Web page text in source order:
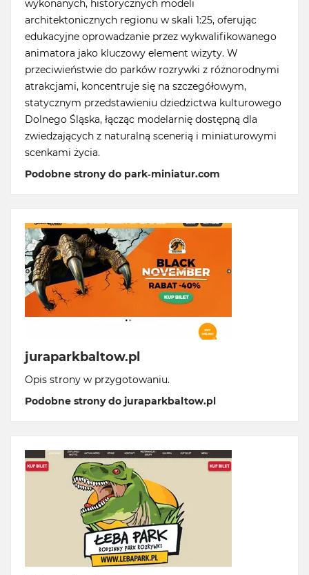
wykonanych, historycznych modeli
architektonicznych regionu w skali 1:25, oferując
edukacyjne oprowadzanie przez wykwalifikowanego
animatora jako kluczowy element wizyty. W
przeciwieństwie do parków rozrywki z różnorodnymi
atrakcjami, koncentruje się na szczegółowym,
statycznym przedstawieniu dziedzictwa kulturowego
Dolnego Śląska, łącząc modelarnię dostępną dla
zwiedzających z naturalną scenerią i miniaturowymi
scenkami życia.
Podobne strony do park-miniatur.com
juraparkbaltow.pl
Opis strony w przygotowaniu.
Podobne strony do juraparkbaltow.pl